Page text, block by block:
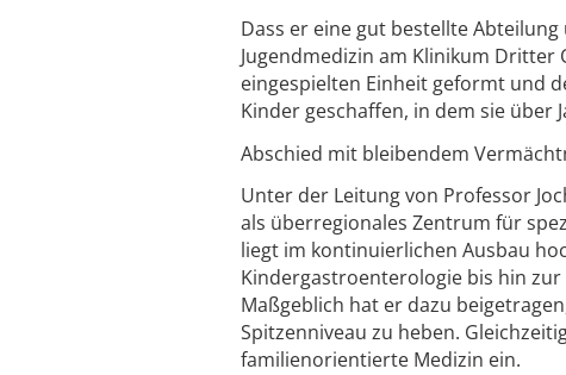
Dass er eine gut bestellte
Jugendmedizin am Klinikum Dritter
eingespielten Einheit geformt und
Kinder geschaffen, in dem sie über
Abschied mit bleibendem
Unter der Leitung von Professor
als überregionales Zentrum für
liegt im kontinuierlichen Ausbau
Kindergastroenterologie bis hin
Maßgeblich hat er dazu
Spitzenniveau zu heben.
familienorientierte Medizin ein.